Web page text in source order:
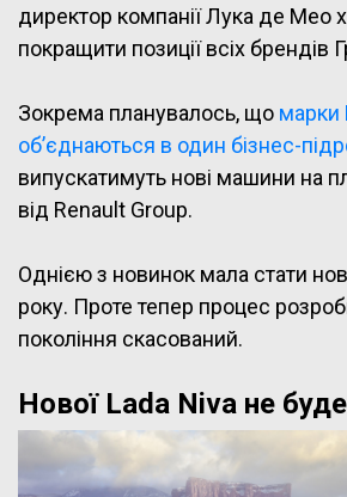
директор компанії Лука де Мео
покращити позиції всіх брендів
Зокрема планувалось, що марки
об’єднаються в один бізнес-
випускатимуть нові машини на
від Renault Group.
Однією з новинок мала стати
року. Проте тепер процес
покоління скасований.
Нової Lada Niva не буде